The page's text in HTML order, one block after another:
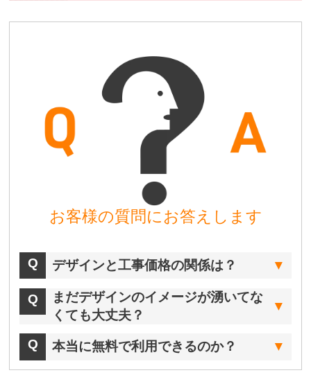
お客様の質問にお答えします
デザインと工事価格の関係は？
まだデザインのイメージが湧いてな
くても大丈夫？
本当に無料で利用できるのか？